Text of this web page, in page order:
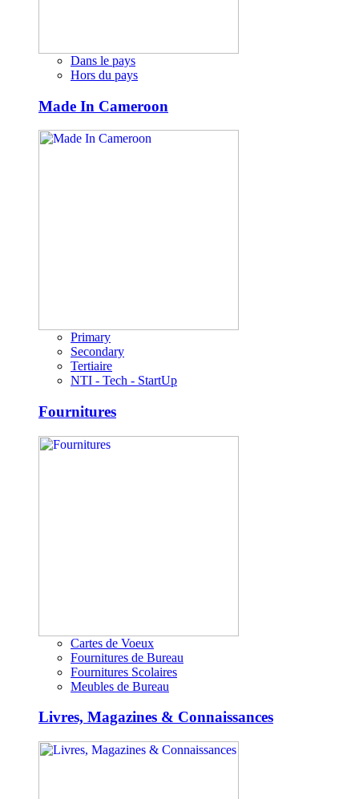
Dans le pays
Hors du pays
Made In Cameroon
Primary
Secondary
Tertiaire
NTI - Tech - StartUp
Fournitures
Cartes de Voeux
Fournitures de Bureau
Fournitures Scolaires
Meubles de Bureau
Livres, Magazines & Connaissances